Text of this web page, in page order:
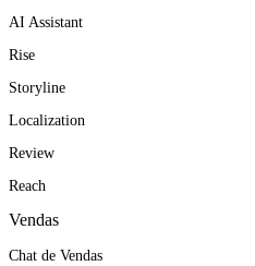
AI Assistant
Rise
Storyline
Localization
Review
Reach
Vendas
Chat de Vendas